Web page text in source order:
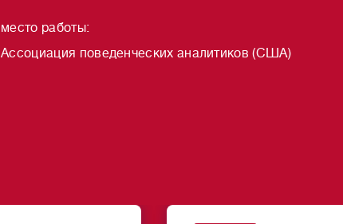
место работы:
Ассоциация поведенческих аналитиков (США)